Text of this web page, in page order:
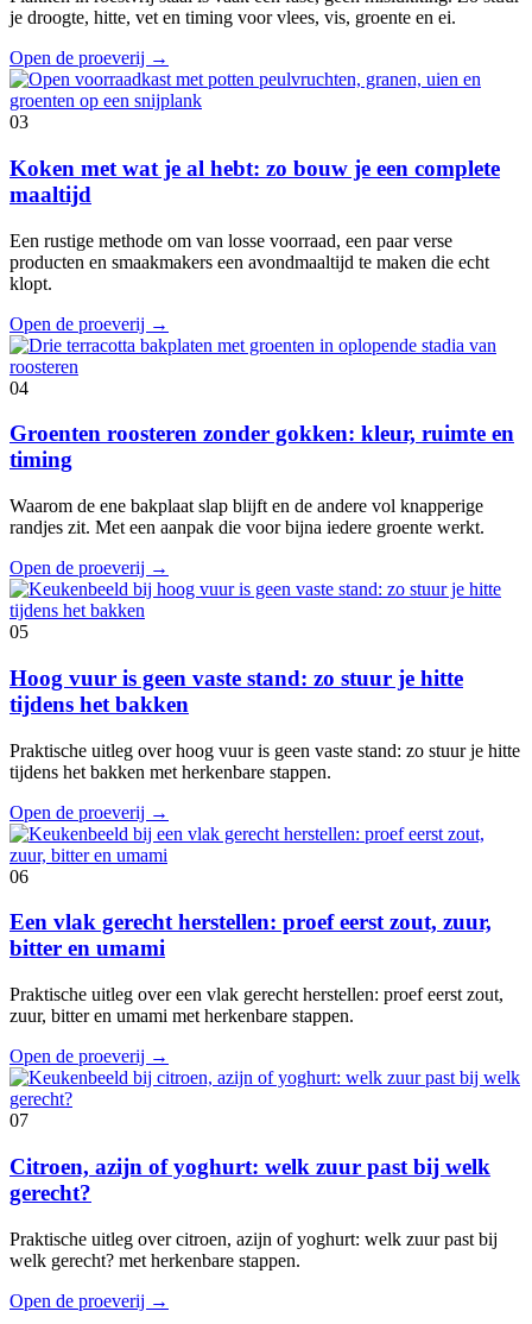
je droogte, hitte, vet en timing voor vlees, vis, groente en ei.
Open de proeverij →
03
Koken met wat je al hebt: zo bouw je een complete
maaltijd
Een rustige methode om van losse voorraad, een paar verse
producten en smaakmakers een avondmaaltijd te maken die echt
klopt.
Open de proeverij →
04
Groenten roosteren zonder gokken: kleur, ruimte en
timing
Waarom de ene bakplaat slap blijft en de andere vol knapperige
randjes zit. Met een aanpak die voor bijna iedere groente werkt.
Open de proeverij →
05
Hoog vuur is geen vaste stand: zo stuur je hitte
tijdens het bakken
Praktische uitleg over hoog vuur is geen vaste stand: zo stuur je hitte
tijdens het bakken met herkenbare stappen.
Open de proeverij →
06
Een vlak gerecht herstellen: proef eerst zout, zuur,
bitter en umami
Praktische uitleg over een vlak gerecht herstellen: proef eerst zout,
zuur, bitter en umami met herkenbare stappen.
Open de proeverij →
07
Citroen, azijn of yoghurt: welk zuur past bij welk
gerecht?
Praktische uitleg over citroen, azijn of yoghurt: welk zuur past bij
welk gerecht? met herkenbare stappen.
Open de proeverij →